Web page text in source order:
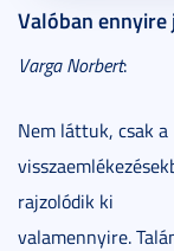
Valóban ennyire
Varga Norbert:
Nem láttuk, csak a
rajzolódik ki
valamennyire.